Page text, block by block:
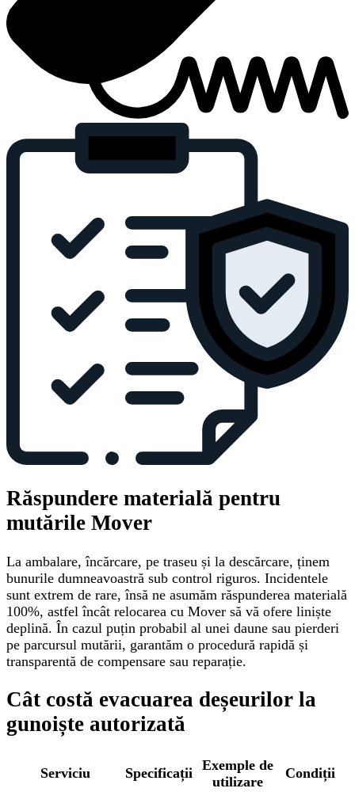
Răspundere materială pentru
mutările Mover
La ambalare, încărcare, pe traseu și la descărcare, ținem
bunurile dumneavoastră sub control riguros. Incidentele
sunt extrem de rare, însă ne asumăm răspunderea materială
100%, astfel încât relocarea cu Mover să vă ofere liniște
deplină. În cazul puțin probabil al unei daune sau pierderi
pe parcursul mutării, garantăm o procedură rapidă și
transparentă de compensare sau reparație.
Cât costă evacuarea deșeurilor la
gunoiște autorizată
Serviciu Specificații
Exemple de
utilizare
Condiții